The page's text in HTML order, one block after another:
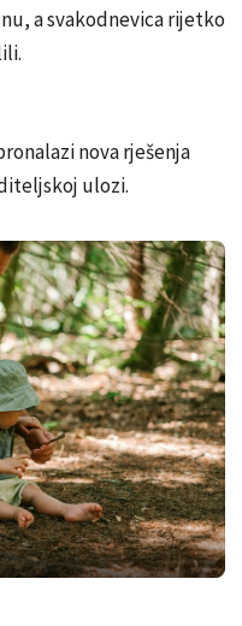
a svakodnevica rijetko
nova rješenja
ulozi.